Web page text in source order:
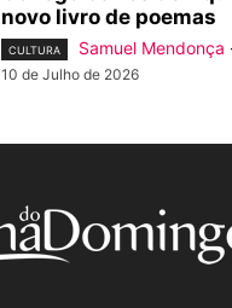
novo livro de poemas
CULTURA Samuel Mendonça
10 de Julho de 2026